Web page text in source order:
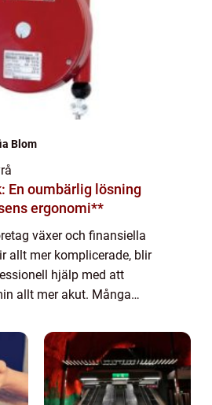
Blom
En oumbärlig lösning
ergonomi**
växer och finansiella
allt mer komplicerade, blir
hjälp med att
allt mer akut. Många
för att kunna lägga...